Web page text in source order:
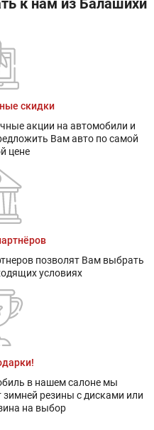
к нам из Балашихи
скидки
акции на автомобили и
Вам авто по самой
цене
позволят Вам выбрать
условиях
в нашем салоне мы
резины с дисками или
на выбор